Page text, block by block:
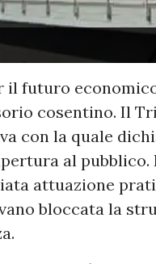
il futuro
cosentino. Il
con la quale
al
attuazione
bloccata la